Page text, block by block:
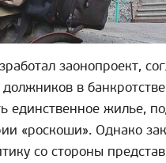
заонопроект,
должников в
единственное жилье,
«роскоши». Однако
со стороны